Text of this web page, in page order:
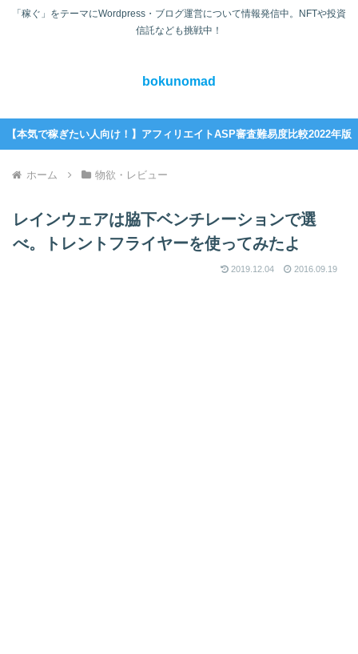
「稼ぐ」をテーマにWordpress・ブログ運営について情報発信中。NFTや投資
信託なども挑戦中！
bokunomad
【本気で稼ぎたい人向け！】アフィリエイトASP審査難易度比較2022年版
ホーム 物欲・レビュー
レインウェアは脇下ベンチレーションで選
べ。トレントフライヤーを使ってみたよ
2019.12.04 2016.09.19